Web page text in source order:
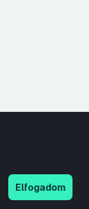
Elfogadom